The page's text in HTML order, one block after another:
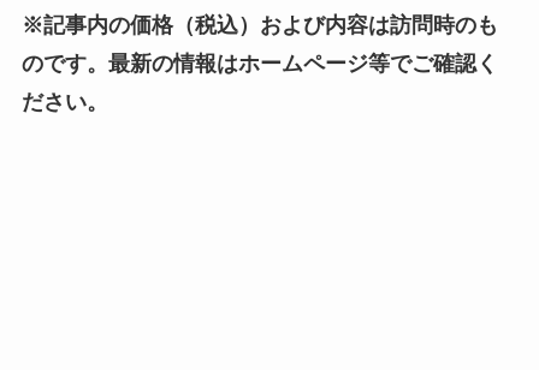
※記事内の価格（税込）および内容は訪問時のも
のです。最新の情報はホームページ等でご確認く
ださい。